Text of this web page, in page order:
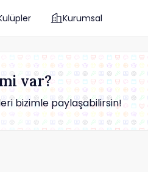
Kurumsal
var?
bizimle paylaşabilirsin!